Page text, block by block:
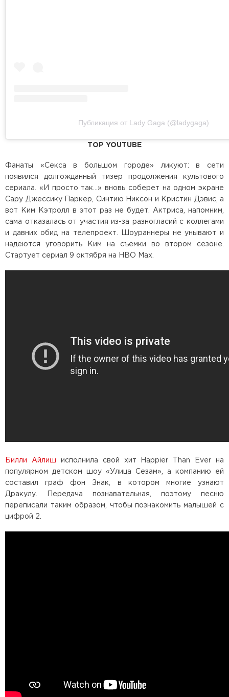
Публикация от Lady Gaga (@ladygaga)
TOP YOUTUBE
Фанаты «Секса в большом городе» ликуют: в сети
появился долгожданный тизер продолжения культового
сериала. «И просто так...» вновь соберет на одном экране
Сару Джессику Паркер, Синтию Никсон и Кристин Дэвис, а
вот Ким Кэтролл в этот раз не будет. Актриса, напомним,
сама отказалась от участия из-за разногласий с коллегами
и давних обид на телепроект. Шоураннеры не унывают и
надеются уговорить Ким на съемки во втором сезоне.
Стартует сериал 9 октября на HBO Max.
Билли Айлиш
исполнила свой хит Happier Than Ever на
популярном детском шоу «Улица Сезам», а компанию ей
составил граф фон Знак, в котором многие узнают
Дракулу. Передача познавательная, поэтому песню
переписали таким образом, чтобы познакомить малышей с
цифрой 2.